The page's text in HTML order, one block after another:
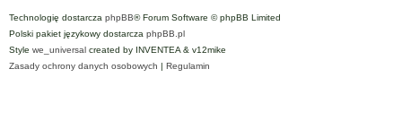
Technologię dostarcza phpBB® Forum Software © phpBB Limited
Polski pakiet językowy dostarcza phpBB.pl
Style we_universal created by INVENTEA & v12mike
Zasady ochrony danych osobowych | Regulamin